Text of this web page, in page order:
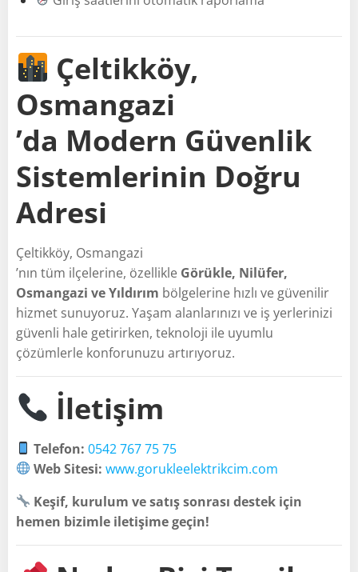
Çeltikköy,
Osmangazi
’da Modern Güvenlik
Sistemlerinin Doğru
Adresi
Çeltikköy, Osmangazi
’nın tüm ilçelerine, özellikle Görükle, Nilüfer,
Osmangazi ve Yıldırım bölgelerine hızlı ve güvenilir
hizmet sunuyoruz. Yaşam alanlarınızı ve iş yerlerinizi
güvenli hale getirirken, teknoloji ile uyumlu
çözümlerle konforunuzu artırıyoruz.
İletişim
Telefon: 0542 767 75 75
Web Sitesi: www.gorukleelektrikcim.com
Keşif, kurulum ve satış sonrası destek için
hemen bizimle iletişime geçin!